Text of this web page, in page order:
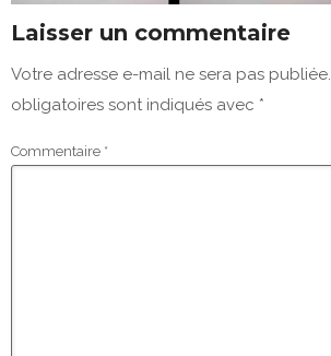
Laisser un commentaire
Votre adresse e-mail ne sera pas publiée.
obligatoires sont indiqués avec *
Commentaire *